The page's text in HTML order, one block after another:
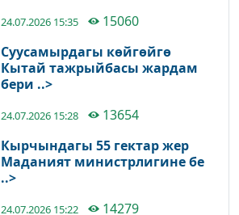
24.07.2026 15:35
15060
Суусамырдагы көйгөйгө
Кытай тажрыйбасы жардам
бери ..>
24.07.2026 15:28
13654
Кырчындагы 55 гектар жер
Маданият министрлигине бе
..>
24.07.2026 15:22 14279